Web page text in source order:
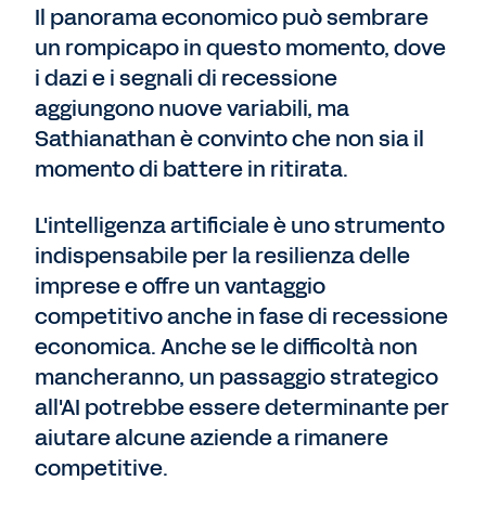
Il panorama economico può sembrare
un rompicapo in questo momento, dove
i dazi e i segnali di recessione
aggiungono nuove variabili, ma
Sathianathan è convinto che non sia il
momento di battere in ritirata.
L'intelligenza artificiale è uno strumento
indispensabile per la resilienza delle
imprese e offre un vantaggio
competitivo anche in fase di recessione
economica. Anche se le difficoltà non
mancheranno, un passaggio strategico
all'AI potrebbe essere determinante per
aiutare alcune aziende a rimanere
competitive.